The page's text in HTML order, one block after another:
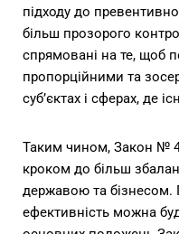
підходу до
більш прозорого
спрямовані на те, щоб
пропорційними та
суб’єктах і сферах, де
Таким чином, Закон №
кроком до більш
державою та бізнесом.
ефективність можна